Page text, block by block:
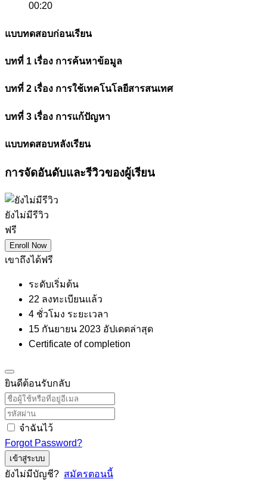
00:20
แบบทดสอบก่อนเรียน
บทที่ 1 เรื่อง การค้นหาข้อมูล
บทที่ 2 เรื่อง การใช้เทคโนโลยีสารสนเทศ
บทที่ 3 เรื่อง การแก้ปัญหา
แบบทดสอบหลังเรียน
การจัดอันดับและรีวิวของผู้เรียน
ยังไม่มีรีวิว
ฟรี
Enroll Now
เขาถึงได้ฟรี
ระดับเริ่มต้น
22 ลงทะเบียนแล้ว
4 ชั่วโมง ระยะเวลา
15 กันยายน 2023 อัปเดตล่าสุด
Certificate of completion
ยินดีต้อนรับกลับ
จำฉันไว้
Forgot Password?
เข้าสู่ระบบ
ยังไม่มีบัญชี? สมัครตอนนี้